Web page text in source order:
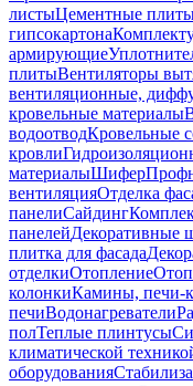
листыЦементные
гипсокартона
армирующие
плитыВентиляторы
вентиляционные,
кровельные материалы
водоотводКровельные
кровли
материалыШифер
вентиляцияОтделка
панелиСайдинг
панелейДекоративные
плитка для фасада
отделкиОтопление
колонкиКамины, печи-
печиВодонагреватели
полТеплые плинтусы
климатической
оборудования